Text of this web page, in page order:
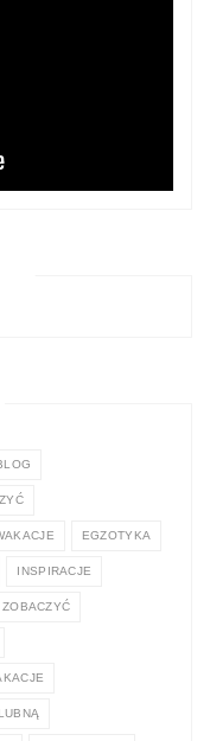
EGZOTYKA
INSPIRACJE